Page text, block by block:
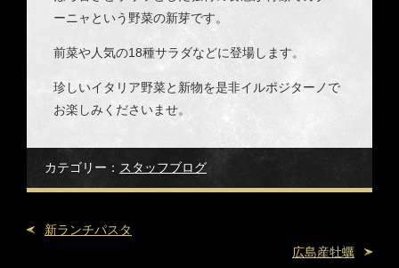
ーニャという野菜の新芽です。
前菜や人気の18種サラダなどに登場します。
珍しいイタリア野菜と新物を是非イルポジターノで
お楽しみくださいませ。
カテゴリー： スタッフブログ
新ランチパスタ
広島産牡蠣